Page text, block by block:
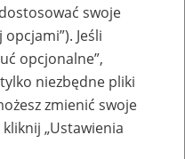
lub
pracy
swoje
Jeśli
opcjonalne”,
niezbędne pliki
zmienić swoje
„Ustawienia